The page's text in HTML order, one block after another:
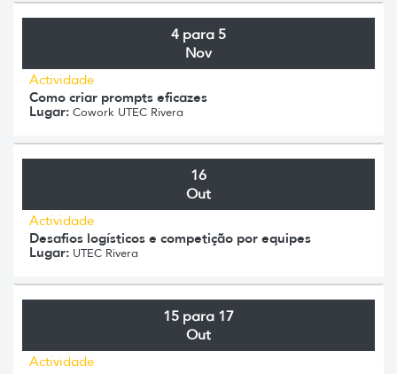
4 para 5
Nov
Actividade
Como criar prompts eficazes
Lugar: Cowork UTEC Rivera
16
Out
Actividade
Desafios logísticos e competição por equipes
Lugar: UTEC Rivera
15 para 17
Out
Actividade